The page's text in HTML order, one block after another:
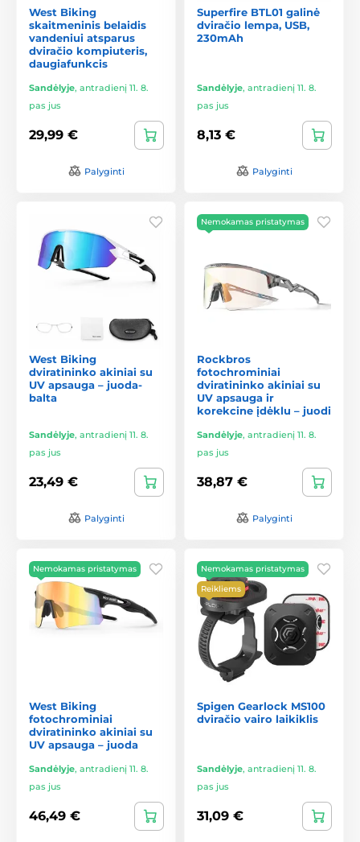
West Biking
skaitmeninis belaidis
vandeniui atsparus
dviračio kompiuteris,
daugiafunkcis
Sandėlyje, antradienį 11. 8.
pas jus
29,99 €
Palyginti
Superfire BTL01 galinė
dviračio lempa, USB,
230mAh
Sandėlyje, antradienį 11. 8.
pas jus
8,13 €
Palyginti
West Biking
dviratininko akiniai su
UV apsauga – juoda-
balta
Sandėlyje, antradienį 11. 8.
pas jus
23,49 €
Palyginti
Nemokamas pristatymas
Rockbros
fotochrominiai
dviratininko akiniai su
UV apsauga ir
korekcine įdėklu – juodi
Sandėlyje, antradienį 11. 8.
pas jus
38,87 €
Palyginti
Nemokamas pristatymas
West Biking
fotochrominiai
dviratininko akiniai su
UV apsauga – juoda
Sandėlyje, antradienį 11. 8.
pas jus
46,49 €
Nemokamas pristatymas
Reikliems
Spigen Gearlock MS100
dviračio vairo laikiklis
Sandėlyje, antradienį 11. 8.
pas jus
31,09 €